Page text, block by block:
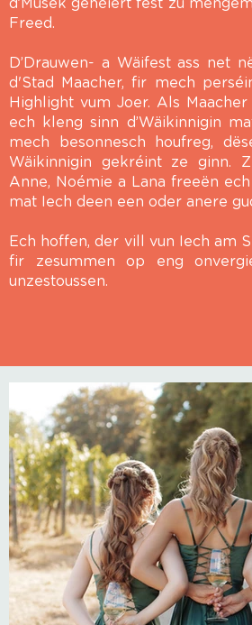
d’Musek ge héiert fest zu
Freed.
D’Drauwen- a Wäifest ass net
d'Stad Maacher, fir mech
Highlight vum Joer. Als
ech kleng sinn d’Wäikinnigin
mech besonnesch houfreg,
Wäikinnigin gekréint ze ginn.
Anne, Noémie a Lana freeën
mat Iech deen een oder anere
Ech hoffen, der vill vun Iech am
fir zesummen op eng
unzestoussen.